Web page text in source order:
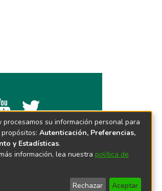
procesamos su información personal para
Autenticación, Preferencias,
y Estadísticas.
información, lea nuestra política de
Rechazar Aceptar